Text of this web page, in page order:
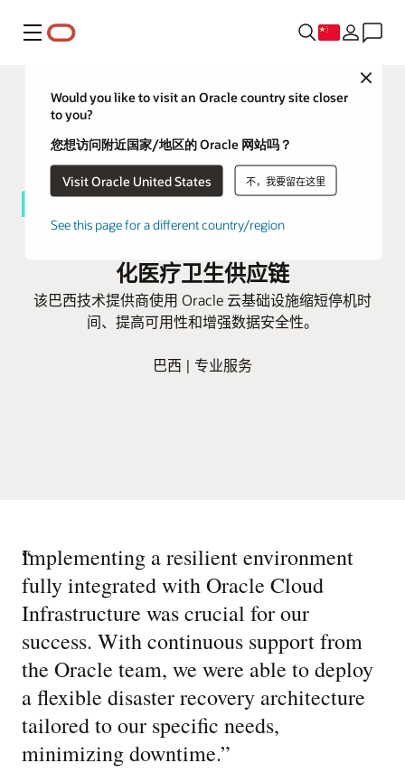
菜单
Close
Would you like to visit an Oracle country site closer
to you?
您想访问附近国家/地区的 Oracle 网站吗？
Visit Oracle United States 不，我要留在这里
See this page for a different country/region
Bionexo 使用 Oracle 云基础设施优
化医疗卫生供应链
该巴西技术提供商使用 Oracle 云基础设施缩短停机时
间、提高可用性和增强数据安全性。
巴西 | 专业服务
“
Implementing a resilient environment
fully integrated with Oracle Cloud
Infrastructure was crucial for our
success. With continuous support from
the Oracle team, we were able to deploy
a flexible disaster recovery architecture
tailored to our specific needs,
minimizing downtime.”